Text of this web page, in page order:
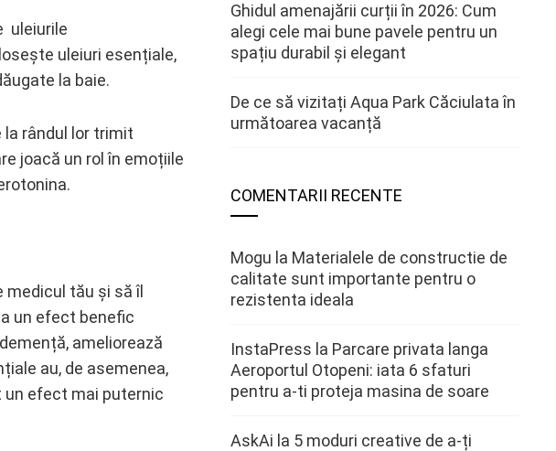
uleiurile
uleiuri esențiale,
la baie.
rândul lor trimit
joacă un rol în emoțiile
tău și să îl
un efect benefic
ameliorează
au, de asemenea,
un efect mai puternic
Ghidul amenajării curții în 2026: Cum
alegi cele mai bune pavele pentru un
spațiu durabil și elegant
De ce să vizitați Aqua Park Căciulata în
următoarea vacanță
COMENTARII RECENTE
Mogu la Materialele de constructie de
calitate sunt importante pentru o
rezistenta ideala
InstaPress la Parcare privata langa
Aeroportul Otopeni: iata 6 sfaturi
pentru a-ti proteja masina de soare
AskAi la 5 moduri creative de a-ți